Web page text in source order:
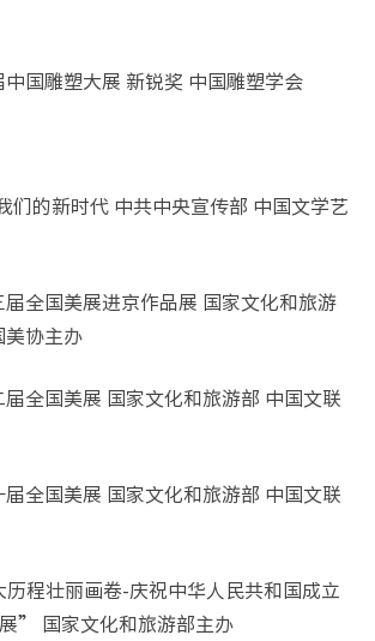
国雕塑大展 新锐奖 中国雕塑学会
们的新时代 中共中央宣传部 中国文学艺
全国美展进京作品展 国家文化和旅游
协主办
全国美展 国家文化和旅游部 中国文联
全国美展 国家文化和旅游部 中国文联
程壮丽画卷-庆祝中华人民共和国成立
” 国家文化和旅游部主办